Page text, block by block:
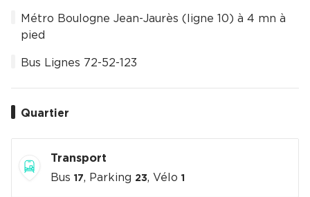
Métro Boulogne Jean-Jaurès (ligne 10) à 4 mn à
pied
Bus Lignes 72-52-123
Quartier
Transport
Bus 17, Parking 23, Vélo 1